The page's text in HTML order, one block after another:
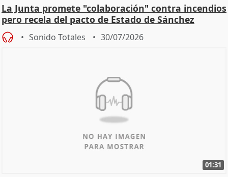
La Junta promete "colaboración" contra incendios
pero recela del pacto de Estado de Sánchez
Sonido Totales 30/07/2026
01:31